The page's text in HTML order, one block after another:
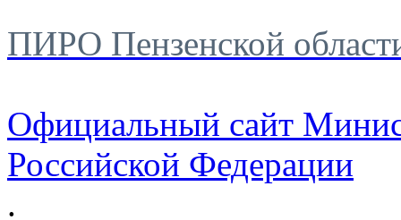
ПИРО Пензенской
Официальный сайт
Российской Федерации
.